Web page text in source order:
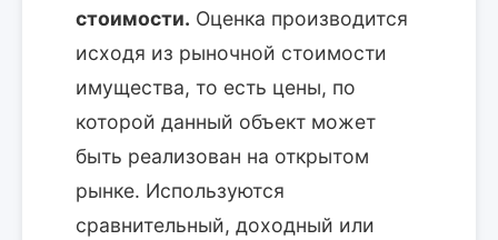
стоимости. Оценка производится
исходя из рыночной стоимости
имущества, то есть цены, по
которой данный объект может
быть реализован на открытом
рынке. Используются
сравнительный, доходный или